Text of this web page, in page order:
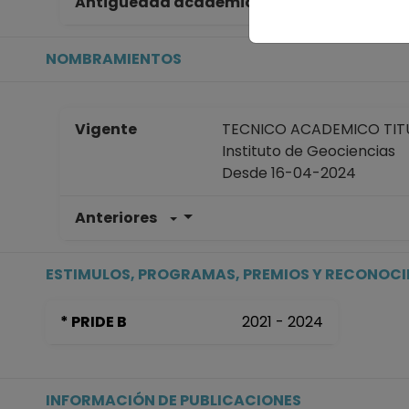
NOMBRAMIENTOS
Vigente
TECNICO ACADEMICO
Instituto de Geociencias
Desde 16-04-2024
Anteriores
ESTIMULOS, PROGRAMAS, PREMIOS Y
* PRIDE B 2021 - 2024
INFORMACIÓN DE PUBLICACIONES